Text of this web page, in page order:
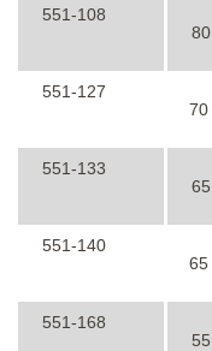
551-108
80
551-127
70
551-133
65
551-140
65
551-168
55